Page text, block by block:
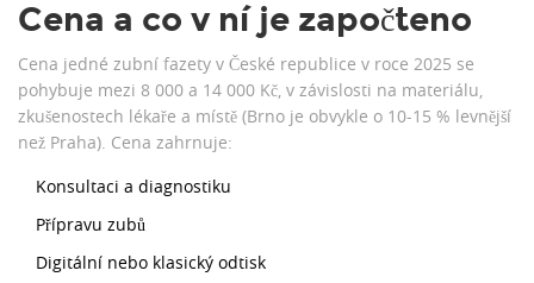
Cena a co v ní je započteno
Cena jedné zubní fazety v České republice v roce 2025 se
pohybuje mezi 8 000 a 14 000 Kč, v závislosti na materiálu,
zkušenostech lékaře a místě (Brno je obvykle o 10-15 % levnější
než Praha). Cena zahrnuje:
Konsultaci a diagnostiku
Přípravu zubů
Digitální nebo klasický odtisk